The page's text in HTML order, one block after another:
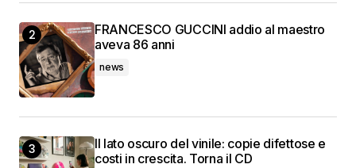
FRANCESCO GUCCINI addio al maestro
aveva 86 anni
news
Il lato oscuro del vinile: copie difettose e
costi in crescita. Torna il CD